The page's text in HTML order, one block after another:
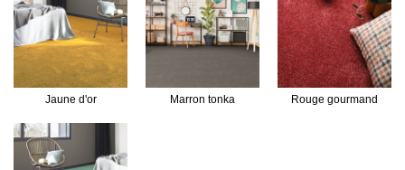
Jaune d'or Marron tonka Rouge gourmand